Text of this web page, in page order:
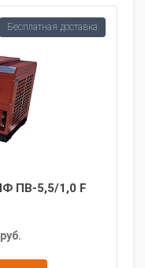
ПВ-5,5/1,0 F
руб.
Бесплатная доставка